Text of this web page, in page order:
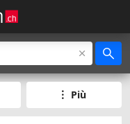
Più